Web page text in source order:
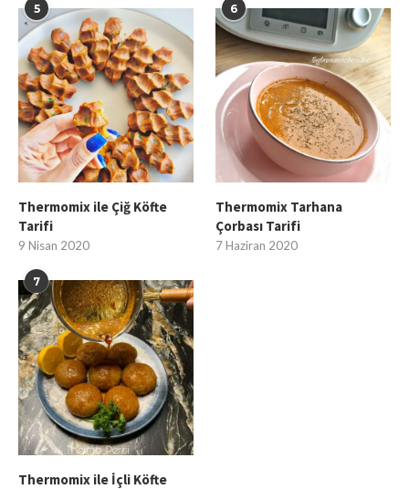
5
Thermomix ile Çiğ Köfte
Tarifi
9 Nisan 2020
6
Thermomix Tarhana
Çorbası Tarifi
7 Haziran 2020
7
Thermomix ile İçli Köfte